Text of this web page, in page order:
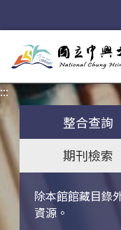
:::
整合查詢
期刊檢索
除本館館藏目錄
資源。
關鍵字搜尋